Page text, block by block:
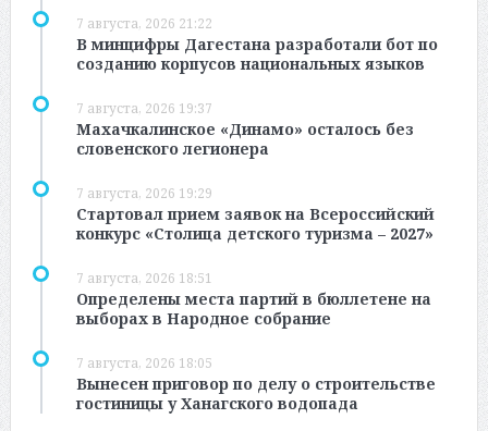
7 августа, 2026 21:22
В минцифры Дагестана разработали бот по
созданию корпусов национальных языков
7 августа, 2026 19:37
Махачкалинское «Динамо» осталось без
словенского легионера
7 августа, 2026 19:29
Стартовал прием заявок на Всероссийский
конкурс «Столица детского туризма – 2027»
7 августа, 2026 18:51
Определены места партий в бюллетене на
выборах в Народное собрание
7 августа, 2026 18:05
Вынесен приговор по делу о строительстве
гостиницы у Ханагского водопада